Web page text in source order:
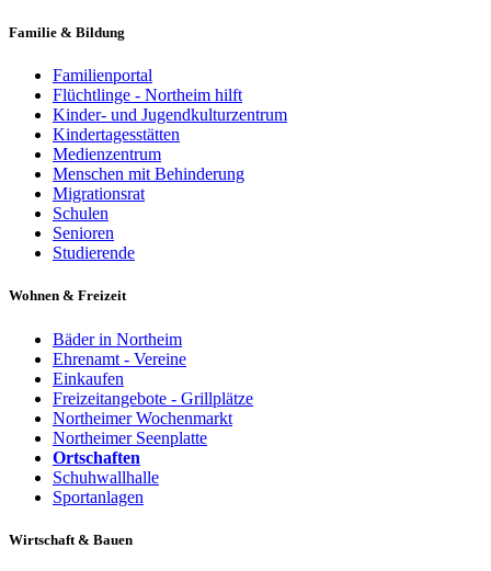
Familie & Bildung
Familienportal
Flüchtlinge - Northeim hilft
Kinder- und Jugendkulturzentrum
Kindertagesstätten
Medienzentrum
Menschen mit Behinderung
Migrationsrat
Schulen
Senioren
Studierende
Wohnen & Freizeit
Bäder in Northeim
Ehrenamt - Vereine
Einkaufen
Freizeitangebote - Grillplätze
Northeimer Wochenmarkt
Northeimer Seenplatte
Ortschaften
Schuhwallhalle
Sportanlagen
Wirtschaft & Bauen